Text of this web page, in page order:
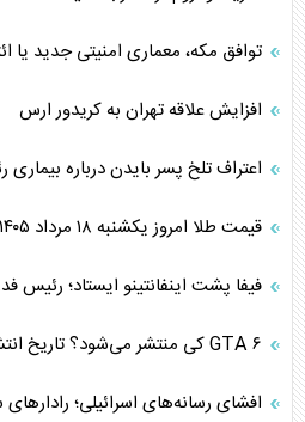
توافق مکه، معماری امنیتی جدید یا
افزایش علاقه تهران به کریدور ارس
اعتراف تلخ پسر بایدن درباره
قیمت طلا امروز یکشنبه ۱۸ مرداد ۱۴۰۵ + جدول
فیفا پشت اینفانتینو ایستاد؛ رئیس
افشای رسانه‌های اسرائیلی؛